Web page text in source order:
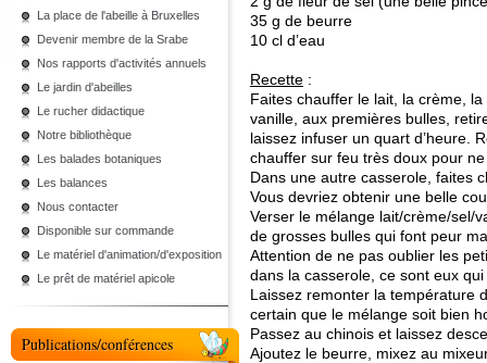
La place de l'abeille à Bruxelles
Devenir membre de la Srabe
Nos rapports d'activités annuels
Le jardin d'abeilles
Le rucher didactique
Notre bibliothèque
Les balades botaniques
Les balances
Nous contacter
Disponible sur commande
Le matériel d'animation/d'exposition
Le prêt de matériel apicole
Publications/conférences
35 g de beurre
10 cl d’eau
Recette :
Faites chauffer le lait, la crème,
vanille, aux premières bulles,
laissez infuser un quart d’heure.
chauffer sur feu très doux pour
Dans une autre casserole, faites
Vous devriez obtenir une belle
Verser le mélange lait/crème/sel/
de grosses bulles qui font peur
Attention de ne pas oublier les
dans la casserole, ce sont eux
Laissez remonter la température
certain que le mélange soit bien
Passez au chinois et laissez
Ajoutez le beurre, mixez au